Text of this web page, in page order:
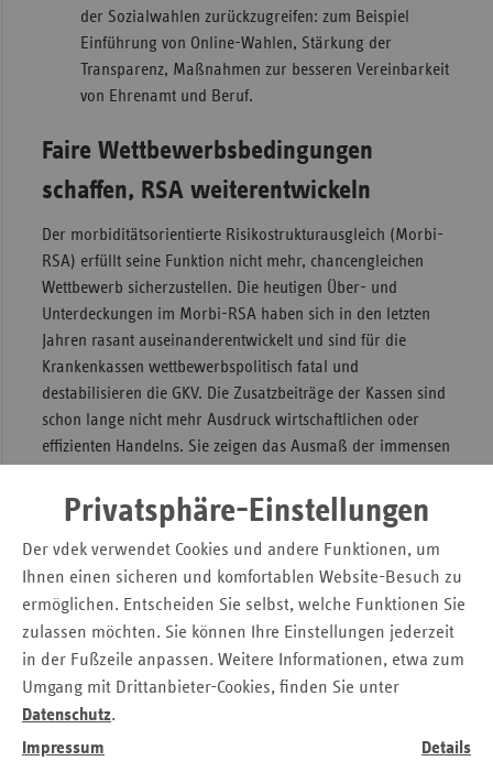
Privatsphäre-Einstellungen
Der vdek verwendet Cookies und andere Funktionen, um
Ihnen einen sicheren und komfortablen Website-Besuch zu
ermöglichen. Entscheiden Sie selbst, welche Funktionen Sie
zulassen möchten. Sie können Ihre Einstellungen jederzeit
in der Fußzeile anpassen. Weitere Informationen, etwa zum
Umgang mit Drittanbieter-Cookies, finden Sie unter
Datenschutz.
Impressum
Details
der Sozialwahlen zurückzugreifen: zum Beispiel
Einführung von Online-Wahlen, Stärkung der
Transparenz, Maßnahmen zur besseren Vereinbarkeit
von Ehrenamt und Beruf.
Faire Wettbewerbsbedingungen
schaffen, RSA weiterentwickeln
Der morbiditätsorientierte Risikostrukturausgleich (Morbi-
RSA) erfüllt seine Funktion nicht mehr, chancengleichen
Wettbewerb sicherzustellen. Die heutigen Über- und
Unterdeckungen im Morbi-RSA haben sich in den letzten
Jahren rasant auseinanderentwickelt und sind für die
Krankenkassen wettbewerbspolitisch fatal und
destabilisieren die GKV. Die Zusatzbeiträge der Kassen sind
schon lange nicht mehr Ausdruck wirtschaftlichen oder
effizienten Handelns. Sie zeigen das Ausmaß der immensen
Morbi-RSA erheblichen Handlungsbedarf. Sie haben
gemeinsame Vorschläge zur Reform des Morbi-RSA
entwickelt.
die geeignet sind, die Schieflage im Wettbewerb deutlich
manipulationsanfällig zu gestalten. Der Gesetzgeber muss
handeln.